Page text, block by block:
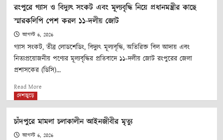
দিনের
সফরে
সৌদি
আরবে
পাকিস্তানের
প্রধানমন্ত্রী
রংপুরে গ্যাস ও বিদ্যুৎ সংকট এবং মূল্যবৃদ্ধি নিয়ে প্রধানমন্ত্রীর কাছে
স্মারকলিপি পেশ করল ১১-দলীয় জোট
আগস্ট 6, 2026
গ্যাস সংকট, তীব্র লোডশেডিং, বিদ্যুৎ মূল্যবৃদ্ধি, অতিরিক্ত বিল আদায় এবং
নিত্যপ্রয়োজনীয় পণ্যের মূল্যবৃদ্ধির প্রতিবাদে ১১-দলীয় জোট রংপুরের জেলা
প্রশাসকের (ডিসি)...
Read MoreRead
গ্যাস
ও
দেশজুড়ে
চাঁদপুরে মামলা চলাকালীন আইনজীবীর মৃত্যু
আগস্ট 6, 2026